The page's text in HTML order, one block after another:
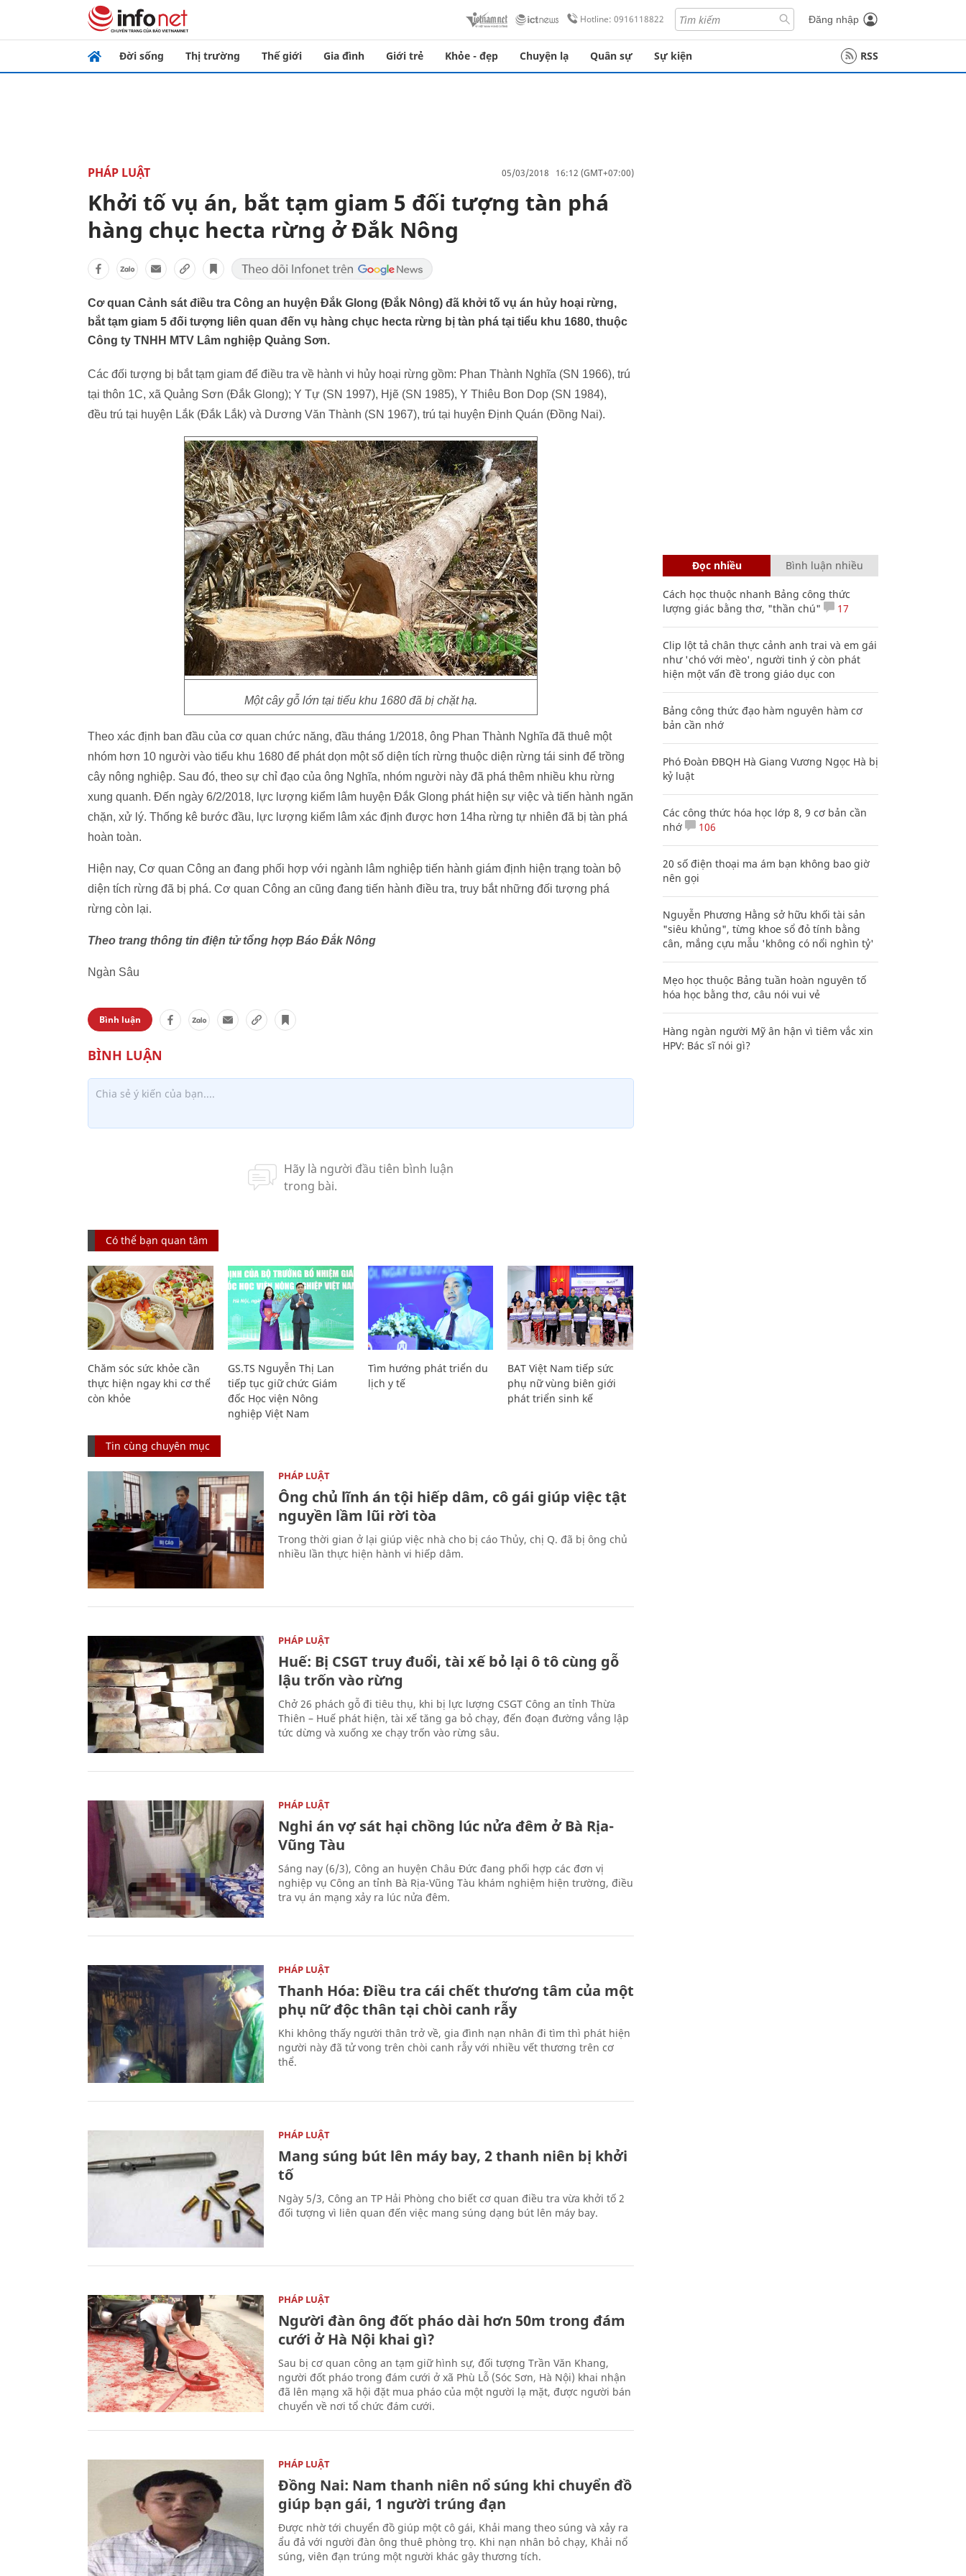
Hotline: 0916118822 Đăng nhập
Đời sống Thị trường Thế giới Gia đình Giới trẻ Khỏe - đẹp Chuyện lạ Quân sự Sự kiện RSS
PHÁP LUẬT 05/03/2018 16:12 (GMT+07:00)
Khởi tố vụ án, bắt tạm giam 5 đối tượng tàn phá
hàng chục hecta rừng ở Đắk Nông
Cơ quan Cảnh sát điều tra Công an huyện Đắk Glong (Đắk Nông) đã khởi tố vụ án hủy hoại rừng,
bắt tạm giam 5 đối tượng liên quan đến vụ hàng chục hecta rừng bị tàn phá tại tiểu khu 1680, thuộc
Công ty TNHH MTV Lâm nghiệp Quảng Sơn.
Các đối tượng bị bắt tạm giam để điều tra về hành vi hủy hoại rừng gồm: Phan Thành Nghĩa (SN 1966), trú
tại thôn 1C, xã Quảng Sơn (Đắk Glong); Y Tự (SN 1997), Hjẽ (SN 1985), Y Thiêu Bon Dop (SN 1984),
đều trú tại huyện Lắk (Đắk Lắk) và Dương Văn Thành (SN 1967), trú tại huyện Định Quán (Đồng Nai).
Một cây gỗ lớn tại tiểu khu 1680 đã bị chặt hạ.
Theo xác định ban đầu của cơ quan chức năng, đầu tháng 1/2018, ông Phan Thành Nghĩa đã thuê một
nhóm hơn 10 người vào tiểu khu 1680 để phát dọn một số diện tích rừng thuộc diện rừng tái sinh để trồng
cây nông nghiệp. Sau đó, theo sự chỉ đạo của ông Nghĩa, nhóm người này đã phá thêm nhiều khu rừng
xung quanh. Đến ngày 6/2/2018, lực lượng kiểm lâm huyện Đắk Glong phát hiện sự việc và tiến hành ngăn
chặn, xử lý. Thống kê bước đầu, lực lượng kiểm lâm xác định được hơn 14ha rừng tự nhiên đã bị tàn phá
hoàn toàn.
Hiện nay, Cơ quan Công an đang phối hợp với ngành lâm nghiệp tiến hành giám định hiện trạng toàn bộ
diện tích rừng đã bị phá. Cơ quan Công an cũng đang tiến hành điều tra, truy bắt những đối tượng phá
rừng còn lại.
Theo trang thông tin điện tử tổng hợp Báo Đắk Nông
Ngàn Sâu
Bình luận
Có thể bạn quan tâm
Chăm sóc sức khỏe cần
thực hiện ngay khi cơ thể
còn khỏe
GS.TS Nguyễn Thị Lan
tiếp tục giữ chức Giám
đốc Học viện Nông
nghiệp Việt Nam
Tìm hướng phát triển du
lịch y tế
BAT Việt Nam tiếp sức
phụ nữ vùng biên giới
phát triển sinh kế
Tin cùng chuyên mục
PHÁP LUẬT
Ông chủ lĩnh án tội hiếp dâm, cô gái giúp việc tật
nguyền lầm lũi rời tòa
Trong thời gian ở lại giúp việc nhà cho bị cáo Thủy, chị Q. đã bị ông chủ
nhiều lần thực hiện hành vi hiếp dâm.
PHÁP LUẬT
Huế: Bị CSGT truy đuổi, tài xế bỏ lại ô tô cùng gỗ
lậu trốn vào rừng
Chở 26 phách gỗ đi tiêu thụ, khi bị lực lượng CSGT Công an tỉnh Thừa
Thiên – Huế phát hiện, tài xế tăng ga bỏ chạy, đến đoạn đường vắng lập
tức dừng và xuống xe chạy trốn vào rừng sâu.
PHÁP LUẬT
Nghi án vợ sát hại chồng lúc nửa đêm ở Bà Rịa-
Vũng Tàu
Sáng nay (6/3), Công an huyện Châu Đức đang phối hợp các đơn vị
nghiệp vụ Công an tỉnh Bà Rịa-Vũng Tàu khám nghiệm hiện trường, điều
tra vụ án mạng xảy ra lúc nửa đêm.
PHÁP LUẬT
Thanh Hóa: Điều tra cái chết thương tâm của một
phụ nữ độc thân tại chòi canh rẫy
Khi không thấy người thân trở về, gia đình nạn nhân đi tìm thì phát hiện
người này đã tử vong trên chòi canh rẫy với nhiều vết thương trên cơ
thể.
PHÁP LUẬT
Mang súng bút lên máy bay, 2 thanh niên bị khởi
tố
Ngày 5/3, Công an TP Hải Phòng cho biết cơ quan điều tra vừa khởi tố 2
đối tượng vì liên quan đến việc mang súng dạng bút lên máy bay.
PHÁP LUẬT
Người đàn ông đốt pháo dài hơn 50m trong đám
cưới ở Hà Nội khai gì?
Sau bị cơ quan công an tạm giữ hình sự, đối tượng Trần Văn Khang,
người đốt pháo trong đám cưới ở xã Phù Lỗ (Sóc Sơn, Hà Nội) khai nhận
đã lên mạng xã hội đặt mua pháo của một người lạ mặt, được người bán
chuyển về nơi tổ chức đám cưới.
PHÁP LUẬT
Đồng Nai: Nam thanh niên nổ súng khi chuyển đồ
giúp bạn gái, 1 người trúng đạn
Được nhờ tới chuyển đồ giúp một cô gái, Khải mang theo súng và xảy ra
ẩu đả với người đàn ông thuê phòng trọ. Khi nạn nhân bỏ chạy, Khải nổ
súng, viên đạn trúng một người khác gây thương tích.
Đọc nhiều Bình luận nhiều
Cách học thuộc nhanh Bảng công thức
lượng giác bằng thơ, "thần chú"
17
Clip lột tả chân thực cảnh anh trai và em gái
như 'chó với mèo', người tinh ý còn phát
hiện một vấn đề trong giáo dục con
Bảng công thức đạo hàm nguyên hàm cơ
bản cần nhớ
Phó Đoàn ĐBQH Hà Giang Vương Ngọc Hà bị
kỷ luật
Các công thức hóa học lớp 8, 9 cơ bản cần
nhớ
106
20 số điện thoại ma ám bạn không bao giờ
nên gọi
Nguyễn Phương Hằng sở hữu khối tài sản
"siêu khủng", từng khoe sổ đỏ tính bằng
cân, mắng cựu mẫu 'không có nổi nghìn tỷ'
Mẹo học thuộc Bảng tuần hoàn nguyên tố
hóa học bằng thơ, câu nói vui vẻ
Hàng ngàn người Mỹ ân hận vì tiêm vắc xin
HPV: Bác sĩ nói gì?